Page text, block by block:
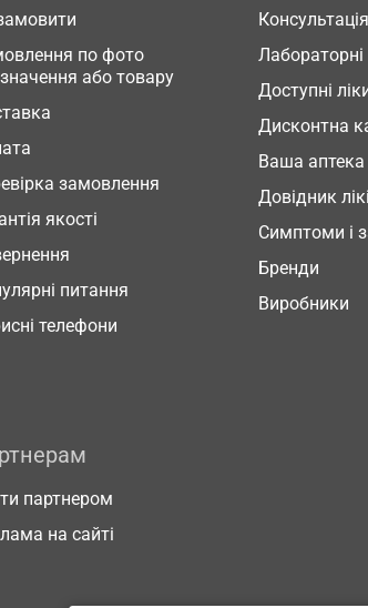
по фото
або товару
замовлення
якості
питання
телефони
Лабораторні
Доступні
Дисконтна
Ваша аптека
Довідник
Симптоми і
Бренди
Виробники
партнером
на сайті